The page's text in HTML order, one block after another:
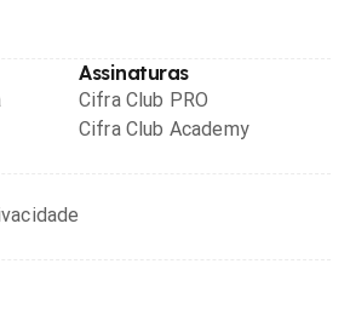
Assinaturas
Cifra Club PRO
Cifra Club Academy